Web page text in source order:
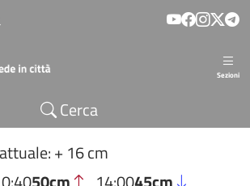
principale
Sezioni
Cerca
+ 16 cm